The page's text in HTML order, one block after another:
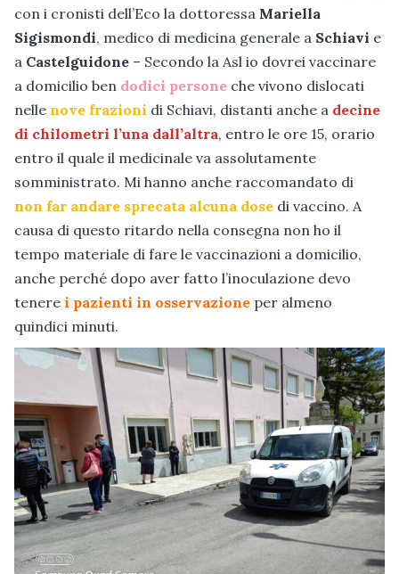
con i cronisti dell’Eco la dottoressa Mariella
Sigismondi, medico di medicina generale a Schiavi e
a Castelguidone – Secondo la Asl io dovrei vaccinare
a domicilio ben dodici persone che vivono dislocati
nelle nove frazioni di Schiavi, distanti anche a decine
di chilometri l’una dall’altra, entro le ore 15, orario
entro il quale il medicinale va assolutamente
somministrato. Mi hanno anche raccomandato di
non far andare sprecata alcuna dose di vaccino. A
causa di questo ritardo nella consegna non ho il
tempo materiale di fare le vaccinazioni a domicilio,
anche perché dopo aver fatto l’inoculazione devo
tenere i pazienti in osservazione per almeno
quindici minuti.